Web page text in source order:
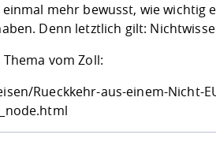
mehr bewusst, wie wichtig
Denn letztlich gilt:
vom Zoll:
Rueckkehr-aus-einem-Nicht-